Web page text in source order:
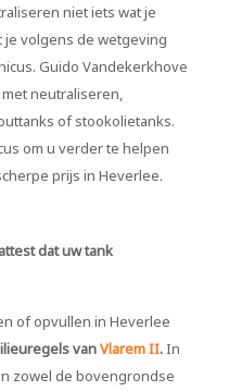
niet iets wat je
volgens de wetgeving
Guido Vandekerkhove
neutraliseren,
of stookolietanks.
om u verder te helpen
prijs in Heverlee.
dat uw tank
of opvullen in Heverlee
vanVlarem II.In
zowel de bovengrondse